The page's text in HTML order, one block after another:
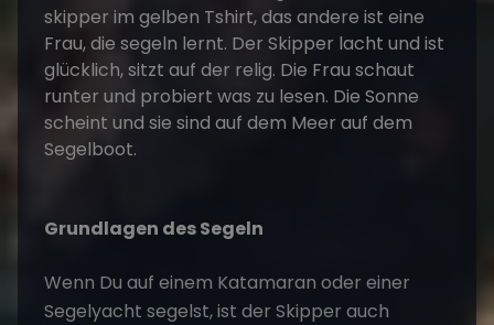
Grundlagen des Segeln
Wenn Du auf einem Katamaran oder einer
Segelyacht segelst, ist der Skipper auch